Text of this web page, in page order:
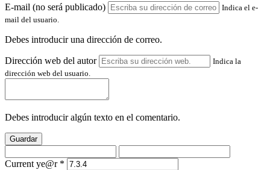
E-mail (no será publicado)
Indica el e-
mail del usuario.
Debes introducir una dirección de correo.
Dirección web del autor
Indica la
dirección web del usuario.
Debes introducir algún texto en el comentario.
Guardar
Current ye@r *